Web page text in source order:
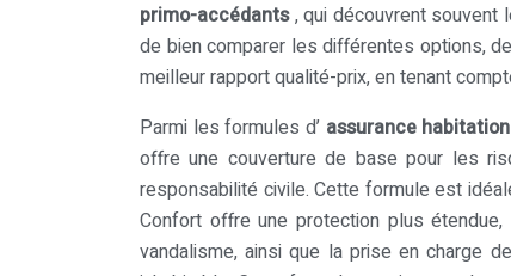
primo-accédants, qui découvrent souvent
de bien comparer les différentes options,
meilleur rapport qualité-prix, en tenant
Parmi les formules d’ assurance
offre une couverture de base pour les
responsabilité civile. Cette formule est
Confort offre une protection plus
vandalisme, ainsi que la prise en charge